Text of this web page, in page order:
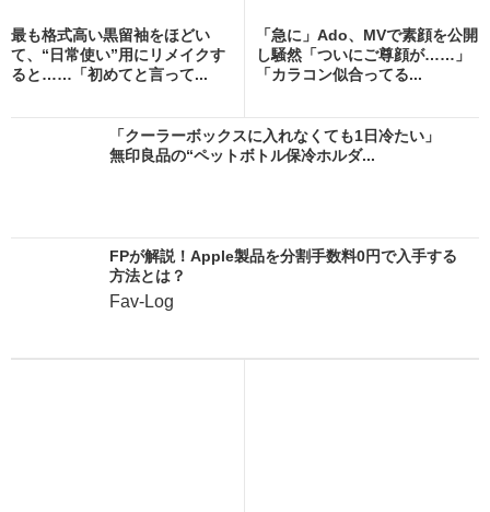
最も格式高い黒留袖をほどい
て、“日常使い”用にリメイクす
ると……「初めてと言って...
「急に」Ado、MVで素顔を公開
し騒然「ついにご尊顔が……」
「カラコン似合ってる...
「クーラーボックスに入れなくても1日冷たい」
無印良品の“ペットボトル保冷ホルダ...
FPが解説！Apple製品を分割手数料0円で入手する
方法とは？
Fav-Log